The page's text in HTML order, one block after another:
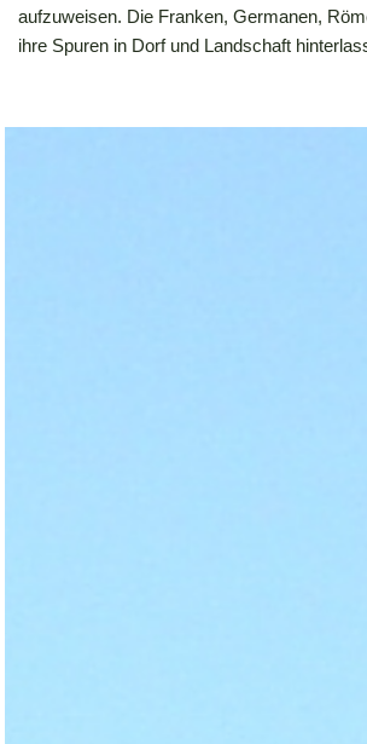
aufzuweisen. Die Franken, Germanen,
ihre Spuren in Dorf und Landschaft